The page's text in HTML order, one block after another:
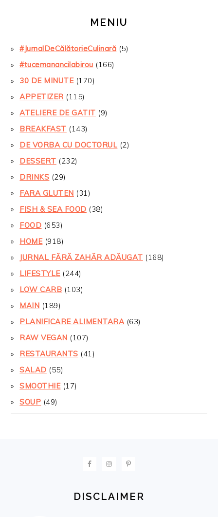
MENIU
#JurnalDeCălătorieCulinară (5)
#tucemanancilabirou (166)
30 DE MINUTE(170)
APPETIZER(115)
ATELIERE DE GATIT (9)
BREAKFAST (143)
DE VORBA CU DOCTORUL (2)
DESSERT (232)
DRINKS (29)
FARA GLUTEN (31)
FISH & SEA FOOD (38)
FOOD (653)
HOME(918)
JURNAL FĂRĂ ZAHĂR ADĂUGAT (168)
LIFESTYLE(244)
LOW CARB (103)
MAIN (189)
PLANIFICARE ALIMENTARA(63)
RAW VEGAN (107)
RESTAURANTS (41)
SALAD (55)
SMOOTHIE(17)
SOUP (49)
DISCLAIMER